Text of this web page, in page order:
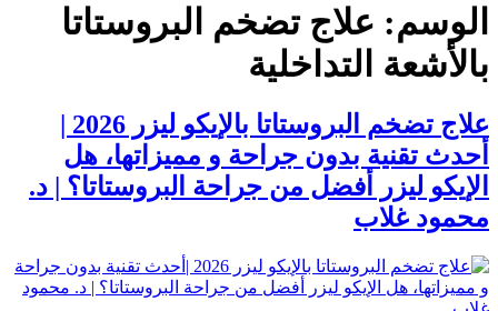
الوسم: علاج تضخم البروستاتا
بالأشعة التداخلية
أحدث تقنية بدون جراحة و مميزاتها، هل
الإيكو ليزر أفضل من جراحة البروستاتا؟ | د.
محمود غلاب